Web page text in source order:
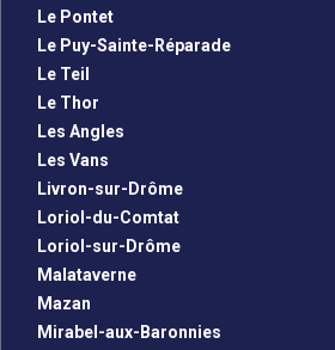
Le Pontet
Le Puy-Sainte-Réparade
Le Teil
Le Thor
Les Angles
Les Vans
Livron-sur-Drôme
Loriol-du-Comtat
Loriol-sur-Drôme
Malataverne
Mazan
Mirabel-aux-Baronnies